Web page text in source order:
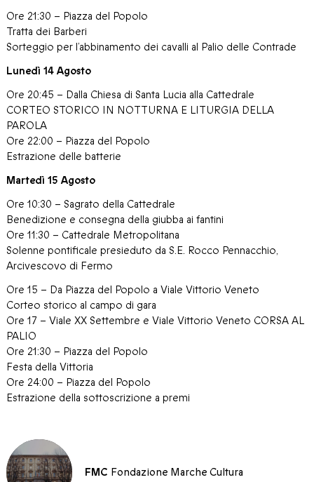
Ore 21:30 – Piazza del Popolo
Tratta dei Barberi
Sorteggio per l’abbinamento dei cavalli al Palio delle Contrade
Lunedì 14 Agosto
Ore 20:45 – Dalla Chiesa di Santa Lucia alla Cattedrale
CORTEO STORICO IN NOTTURNA E LITURGIA DELLA
PAROLA
Ore 22:00 – Piazza del Popolo
Estrazione delle batterie
Martedì 15 Agosto
Ore 10:30 – Sagrato della Cattedrale
Benedizione e consegna della giubba ai fantini
Ore 11:30 – Cattedrale Metropolitana
Solenne pontificale presieduto da S.E. Rocco Pennacchio,
Arcivescovo di Fermo
Ore 15 – Da Piazza del Popolo a Viale Vittorio Veneto
Corteo storico al campo di gara
Ore 17 – Viale XX Settembre e Viale Vittorio Veneto CORSA AL
PALIO
Ore 21:30 – Piazza del Popolo
Festa della Vittoria
Ore 24:00 – Piazza del Popolo
Estrazione della sottoscrizione a premi
FMC Fondazione Marche Cultura